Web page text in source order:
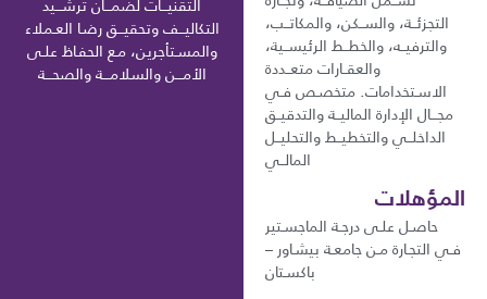
التجزئــة، والســكن، والمكاتــب،
والترفيــه، والخطــط الرئيســية،
والعقــارات متعــددة
الاسـتخدامات. متخصـص فـي
مجـــال الإدارة الماليــة والتدقيــق
الداخلــي والتخطيــط والتحليــل
المالــي
المؤهلات
حاصـل علـى درجـة الماجسـتير
فـي التجـارة مـن جامعـة بيشـاور –
باكسـتان
التكاليـــف وتحقيـــق رضـا العـملاء
والمسـتأجرين، مـع الحفـاظ علـى
الأمـــن والسلامـــة والصحـــة